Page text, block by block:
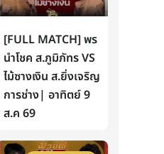
[FULL MATCH] พร
นำโชค ส.ภูมิภัทร VS
ไม้ซางเงิน ส.ยิ่งเจริญ
การช่าง| อาทิตย์ 9
ส.ค 69